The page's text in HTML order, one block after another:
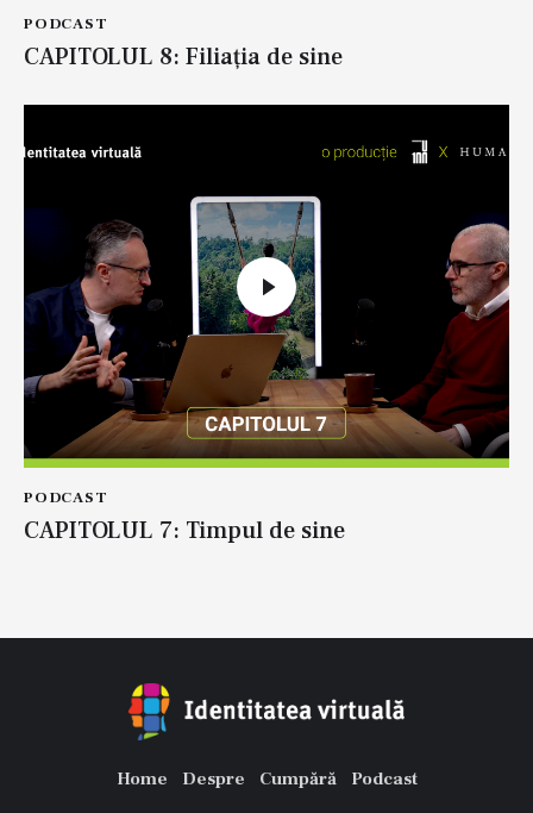
PODCAST
CAPITOLUL 8: Filiația de sine
PODCAST
CAPITOLUL 7: Timpul de sine
Home Despre Cumpără Podcast